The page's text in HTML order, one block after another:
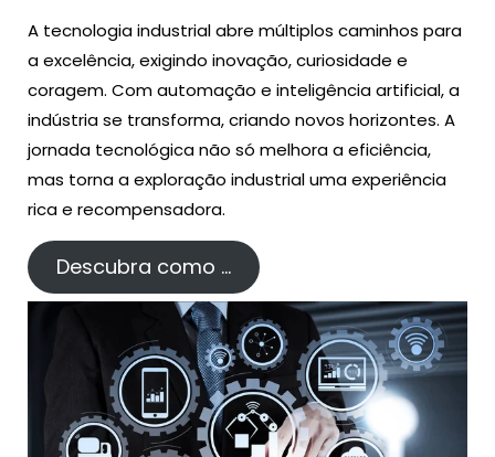
A tecnologia industrial abre múltiplos caminhos para
a excelência, exigindo inovação, curiosidade e
coragem. Com automação e inteligência artificial, a
indústria se transforma, criando novos horizontes. A
jornada tecnológica não só melhora a eficiência,
mas torna a exploração industrial uma experiência
rica e recompensadora.
Descubra como …